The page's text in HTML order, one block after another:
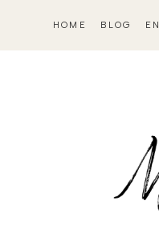
HOME BLOG